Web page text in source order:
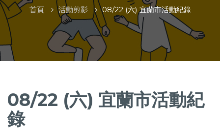
首頁 活動剪影 08/22 (六) 宜蘭市活動紀錄
08/22 (六) 宜蘭市活動紀
錄